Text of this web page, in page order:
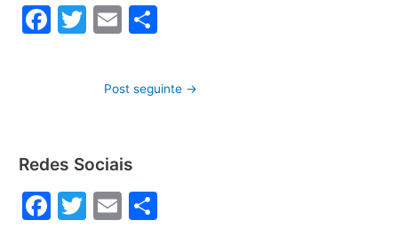
F
o
o
k
T
itt
er
E
ai
l
ar
e
Post seguinte →
Redes Sociais
F
T
E